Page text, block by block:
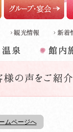
ムページへ